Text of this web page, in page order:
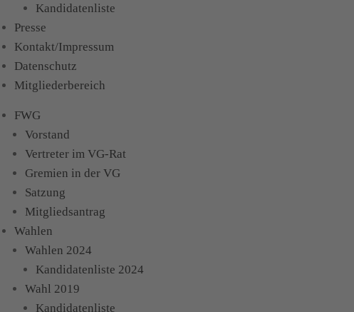
Kandidatenliste
Presse
Kontakt/Impressum
Datenschutz
Mitgliederbereich
FWG
Vorstand
Vertreter im VG-Rat
Gremien in der VG
Satzung
Mitgliedsantrag
Wahlen
Wahlen 2024
Kandidatenliste 2024
Wahl 2019
Kandidatenliste